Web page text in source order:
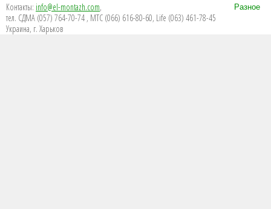
Контакты: info@el-montazh.com,
тел. СДМА (057) 764-70-74 , МТС (066) 616-80-60, Life (063) 461-78-45
Украина, г. Харьков
Разное